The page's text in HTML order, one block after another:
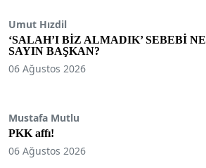
Umut Hızdil
‘SALAH’I BİZ ALMADIK’ SEBEBİ NE
SAYIN BAŞKAN?
06 Ağustos 2026
Mustafa Mutlu
PKK affı!
06 Ağustos 2026